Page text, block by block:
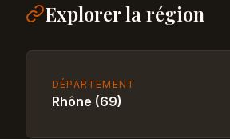
Explorer la région
DÉPARTEMENT
Rhône (69)